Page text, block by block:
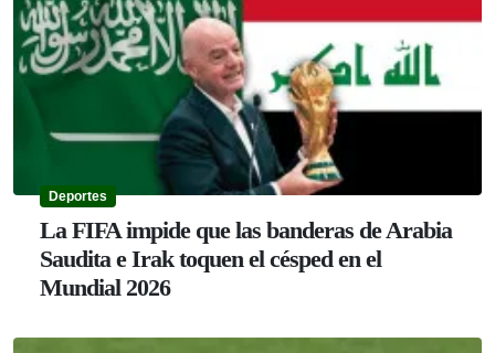
Deportes
La FIFA impide que las banderas de Arabia
Saudita e Irak toquen el césped en el
Mundial 2026